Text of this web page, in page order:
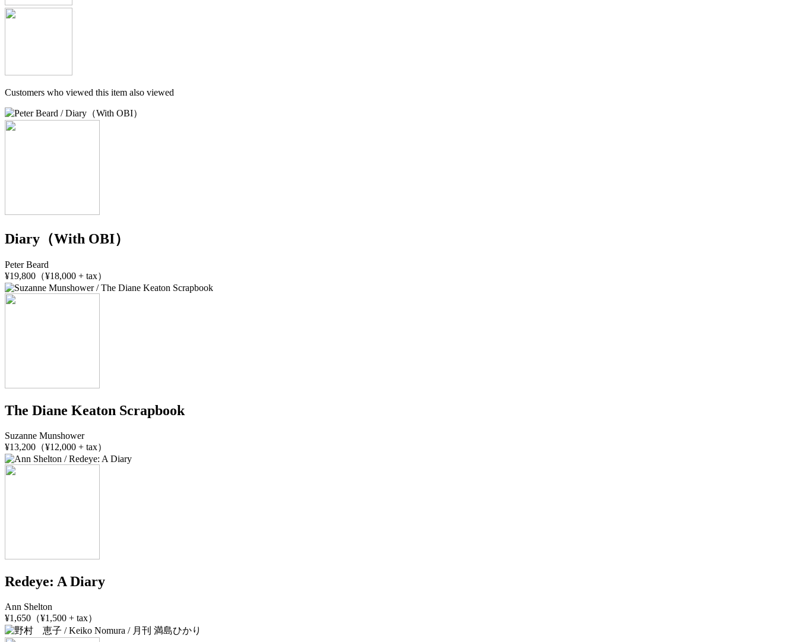
Customers who viewed this item also viewed
Diary（With OBI）
Peter Beard
¥19,800（¥18,000 + tax）
The Diane Keaton Scrapbook
Suzanne Munshower
¥13,200（¥12,000 + tax）
Redeye: A Diary
Ann Shelton
¥1,650（¥1,500 + tax）